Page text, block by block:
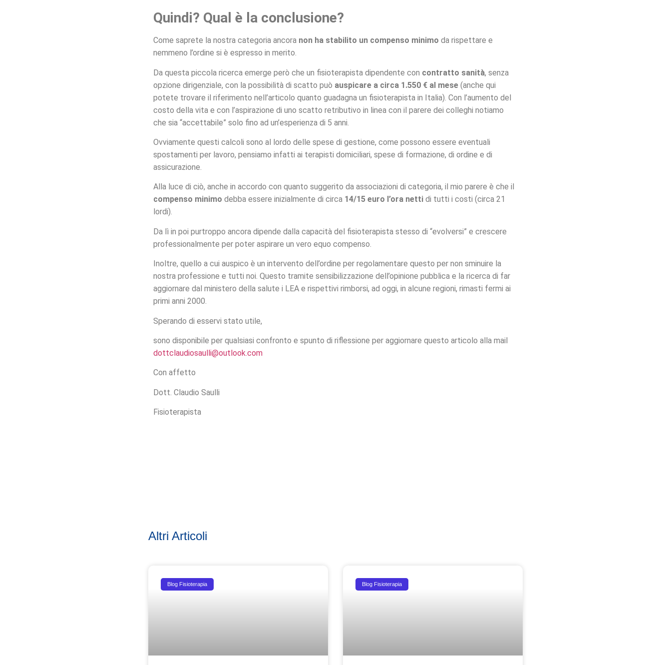
Quindi? Qual è la conclusione?
Come saprete la nostra categoria ancora non ha stabilito un compenso minimo da rispettare e
nemmeno l’ordine si è espresso in merito.
Da questa piccola ricerca emerge però che un fisioterapista dipendente con contratto sanità, senza
opzione dirigenziale, con la possibilità di scatto può auspicare a circa 1.550 € al mese (anche qui
potete trovare il riferimento nell’articolo quanto guadagna un fisioterapista in Italia). Con l’aumento del
costo della vita e con l’aspirazione di uno scatto retributivo in linea con il parere dei colleghi notiamo
che sia “accettabile” solo fino ad un’esperienza di 5 anni.
Ovviamente questi calcoli sono al lordo delle spese di gestione, come possono essere eventuali
spostamenti per lavoro, pensiamo infatti ai terapisti domiciliari, spese di formazione, di ordine e di
assicurazione.
Alla luce di ciò, anche in accordo con quanto suggerito da associazioni di categoria, il mio parere è che il
compenso minimo debba essere inizialmente di circa 14/15 euro l’ora netti di tutti i costi (circa 21
lordi).
Da lì in poi purtroppo ancora dipende dalla capacità del fisioterapista stesso di “evolversi” e crescere
professionalmente per poter aspirare un vero equo compenso.
Inoltre, quello a cui auspico è un intervento dell’ordine per regolamentare questo per non sminuire la
nostra professione e tutti noi. Questo tramite sensibilizzazione dell’opinione pubblica e la ricerca di far
aggiornare dal ministero della salute i LEA e rispettivi rimborsi, ad oggi, in alcune regioni, rimasti fermi ai
primi anni 2000.
Sperando di esservi stato utile,
sono disponibile per qualsiasi confronto e spunto di riflessione per aggiornare questo articolo alla mail
dottclaudiosaulli@outlook.com
Con affetto
Dott. Claudio Saulli
Fisioterapista
Altri Articoli
Blog Fisioterapia Blog Fisioterapia